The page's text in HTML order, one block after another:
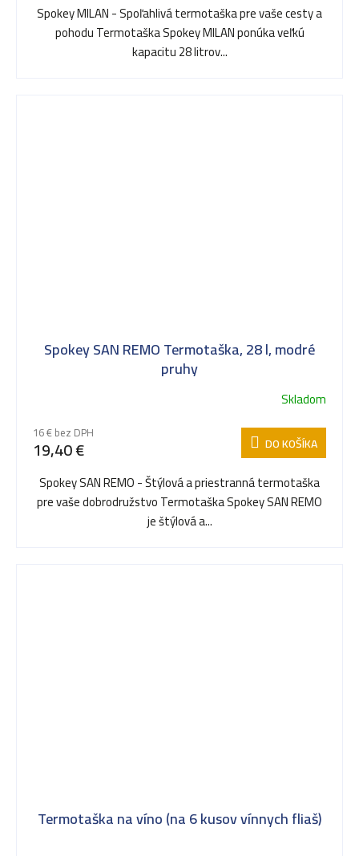
Spokey MILAN - Spoľahlivá termotaška pre vaše cesty a
pohodu Termotaška Spokey MILAN ponúka veľkú
kapacitu 28 litrov...
Spokey SAN REMO Termotaška, 28 l, modré
pruhy
Skladom
16 € bez DPH
19,40 € DO KOŠÍKA
Spokey SAN REMO - Štýlová a priestranná termotaška
pre vaše dobrodružstvo Termotaška Spokey SAN REMO
je štýlová a...
Termotaška na víno (na 6 kusov vínnych fliaš)